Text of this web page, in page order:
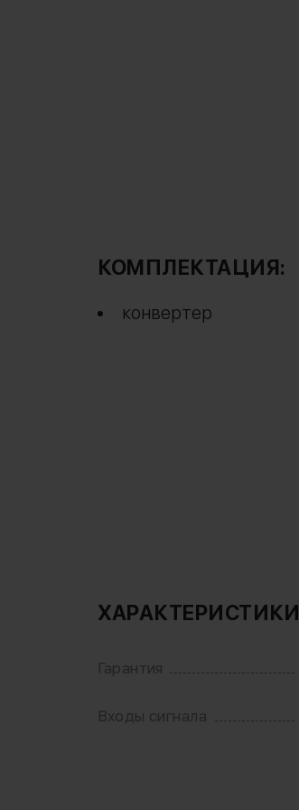
КОМПЛЕКТАЦИЯ:
конвертер
ХАРАКТЕРИСТИКИ
Гарантия
Входы сигнала